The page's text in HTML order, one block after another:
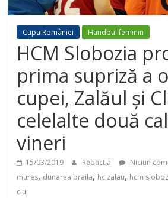
Cupa României Handbal feminin
HCM Slobozia
prima supriză a
cupei, Zalăul și
celelalte două
vineri
15/03/2019 Redactia Niciun
mures, dunarea braila, hc zalau, hcm
cluj